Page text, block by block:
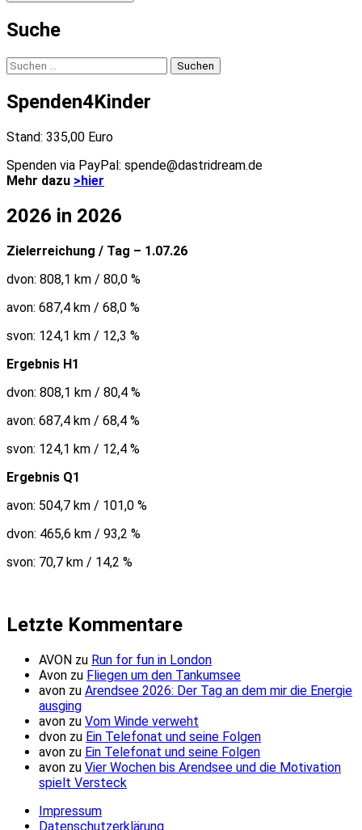
Suche
Suchen
nach:
Spenden4Kinder
Stand: 335,00 Euro
Spenden via PayPal: spende@dastridream.de
Mehr dazu >hier
2026 in 2026
Zielerreichung / Tag – 1.07.26
dvon: 808,1 km / 80,0 %
avon: 687,4 km / 68,0 %
svon: 124,1 km / 12,3 %
Ergebnis H1
dvon: 808,1 km / 80,4 %
avon: 687,4 km / 68,4 %
svon: 124,1 km / 12,4 %
Ergebnis Q1
avon: 504,7 km / 101,0 %
dvon: 465,6 km / 93,2 %
svon: 70,7 km / 14,2 %
Letzte Kommentare
AVON zu Run for fun in London
Avon zu Fliegen um den Tankumsee
avon zu Arendsee 2026: Der Tag an dem mir die Energie
ausging
avon zu Vom Winde verweht
dvon zu Ein Telefonat und seine Folgen
avon zu Ein Telefonat und seine Folgen
avon zu Vier Wochen bis Arendsee und die Motivation
spielt Versteck
Impressum
Datenschutzerklärung